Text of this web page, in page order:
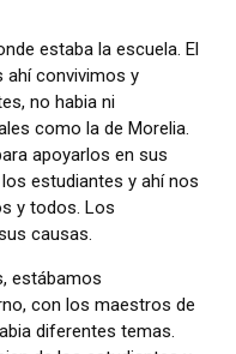
estaba la escuela. El
ahí convivimos y
no habia ni
como la de Morelia.
apoyarlos en sus
estudiantes y ahí nos
y todos. Los
causas.
estábamos
con los maestros de
diferentes temas.